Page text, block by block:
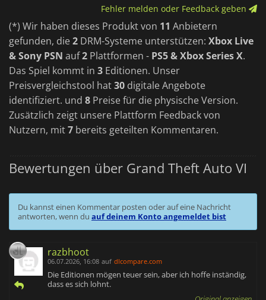
Fehler melden oder Feedback geben
(*) Wir haben dieses Produkt von 11 Anbietern
gefunden, die2 DRM-Systeme unterstützen: Xbox Live
& Sony PSN auf2 Plattformen - PS5 & Xbox Series X.
Das Spiel kommt in 3 Editionen. Unser
Preisvergleichstool hat30 digitale Angebote
identifiziert. und 8 Preise für die physische Version.
Zusätzlich zeigt unsere Plattform Feedback von
Nutzern, mit7 bereits geteilten Kommentaren.
Bewertungen über Grand Theft Auto VI
Du kannst einen Kommentar posten oder auf eine Nachricht
antworten, wenn du auf deinem Konto angemeldet bist
razbhoot
06.07.2026, 16:08 auf dlcompare.com
Die Editionen mögen teuer sein, aber ich hoffe inständig,
dass es sich lohnt.